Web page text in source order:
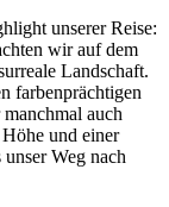
unserer Reise:
wir auf dem
Landschaft.
farbenprächtigen
auch
und einer
Weg nach